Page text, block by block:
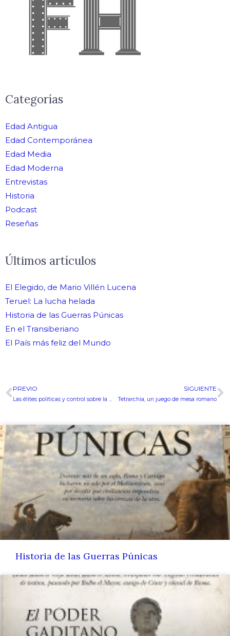
Categorías
Edad Antigua
Edad Contemporánea
Edad Media
Edad Moderna
Entrevistas
Historia
Podcast
Reseñas
Últimos artículos
El Elegido, de Mario Villén Lucena
Teruel: La lucha helada
Historia de las Guerras Púnicas
En el Transiberiano
El País más feliz del Mundo
Ant
PREVIO
Las élites políticas y control sobre la Hispania Romana
SIGUIENTE
Tetrarchia, un juego de mesa romano
Historia de las Guerras Púnicas